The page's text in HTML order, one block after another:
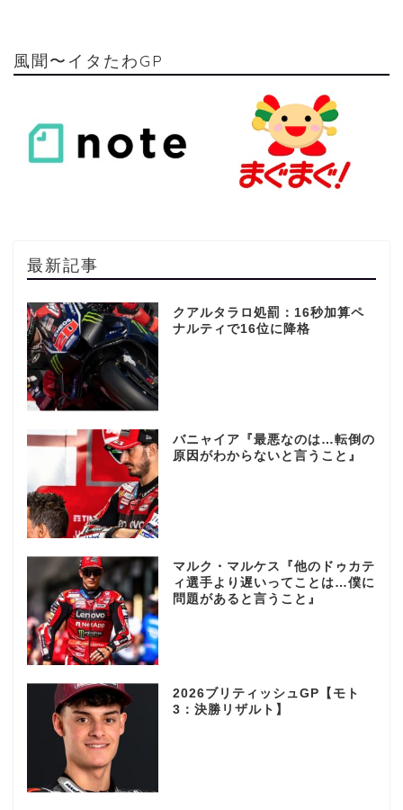
風聞〜イタたわGP
最新記事
クアルタラロ処罰：16秒加算ペ
ナルティで16位に降格
バニャイア『最悪なのは…転倒の
原因がわからないと言うこと』
マルク・マルケス『他のドゥカテ
ィ選手より遅いってことは…僕に
問題があると言うこと』
2026ブリティッシュGP【モト
3：決勝リザルト】